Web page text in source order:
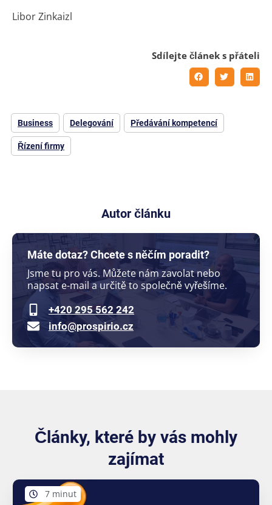
Libor Zinkaizl
Business Delegování Předávání kompetencí
Řízení firmy
Sdílejte článek s přáteli
Autor článku
Máte dotaz? Chcete s něčím poradit?
Jsme tu pro vás. Můžete nám zavolat nebo
napsat e-mail a určitě to společně vyřešíme.
+420 295 562 242
info@prospirio.cz
Články, které by vás mohly
zajímat
7 minut